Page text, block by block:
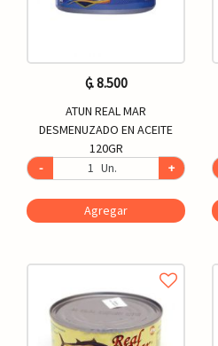
₲. 8.500
ATUN REAL MAR
DESMENUZADO EN ACEITE
120GR
-
Un. +
Agregar